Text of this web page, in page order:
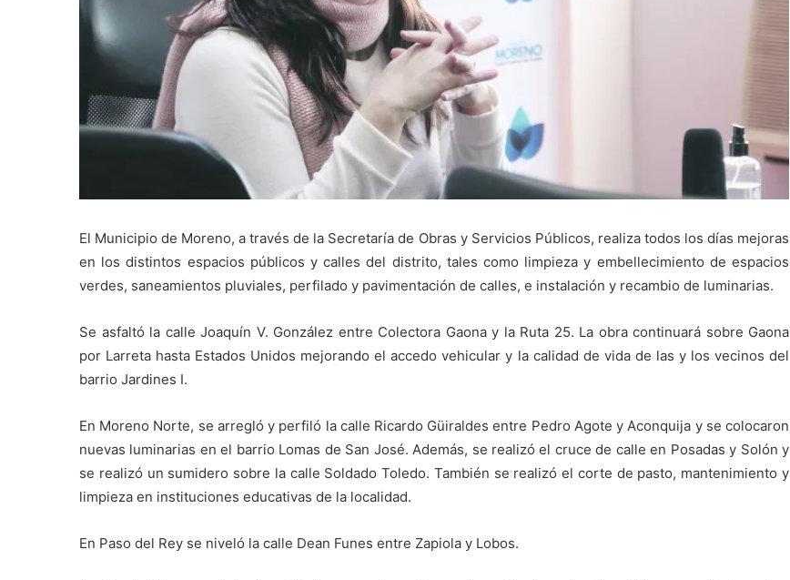
El Municipio de Moreno, a través de la Secretaría de Obras y Servicios Públicos, realiza todos los días mejoras
en los distintos espacios públicos y calles del distrito, tales como limpieza y embellecimiento de espacios
verdes, saneamientos pluviales, perfilado y pavimentación de calles, e instalación y recambio de luminarias.
Se asfaltó la calle Joaquín V. González entre Colectora Gaona y la Ruta 25. La obra continuará sobre Gaona
por Larreta hasta Estados Unidos mejorando el accedo vehicular y la calidad de vida de las y los vecinos del
barrio Jardines I.
En Moreno Norte, se arregló y perfiló la calle Ricardo Güiraldes entre Pedro Agote y Aconquija y se colocaron
nuevas luminarias en el barrio Lomas de San José. Además, se realizó el cruce de calle en Posadas y Solón y
se realizó un sumidero sobre la calle Soldado Toledo. También se realizó el corte de pasto, mantenimiento y
limpieza en instituciones educativas de la localidad.
En Paso del Rey se niveló la calle Dean Funes entre Zapiola y Lobos.